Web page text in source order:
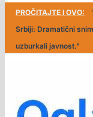
PROČITAJTE I OVO:
Srbiji: Dramatični
uzburkali javnost."